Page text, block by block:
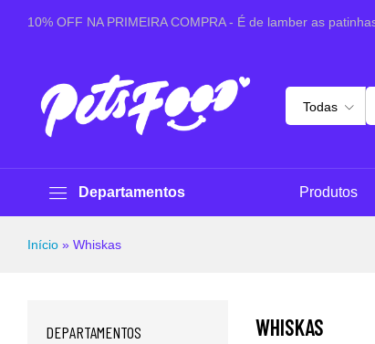
10% OFF NA PRIMEIRA COMPRA - É de lamber as
Todas
Departamentos Produtos
Início » Whiskas
WHISKAS
DEPARTAMENTOS